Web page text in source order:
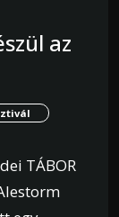
az
TÁBOR